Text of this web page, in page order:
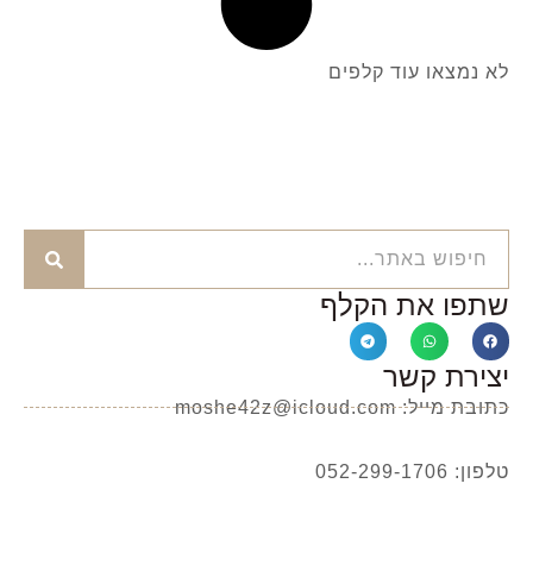
לא נמצאו עוד קלפים
יצירת קשר
כתובת מייל: moshe42z@icloud.com
טלפון: 052-299-1706
שתפו את הקלף